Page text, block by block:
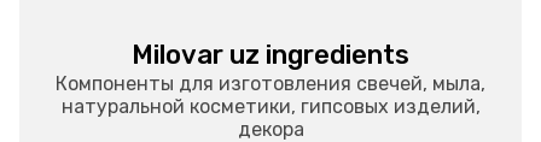
Milovar uz ingredients
Компоненты для изготовления свечей, мыла,
натуральной косметики, гипсовых изделий,
декора